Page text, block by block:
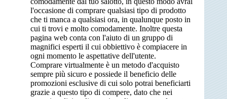
l'occasione di comprare qualsiasi tipo di prodotto
che ti manca a qualsiasi ora, in qualunque posto in
cui ti trovi e molto comodamente. Inoltre questa
pagina web conta con l'aiuto di un gruppo di
magnifici esperti il cui obbiettivo è compiacere in
ogni momento le aspettative dell'utente.
Comprare virtualmente è un metodo d'acquisto
sempre più sicuro e possiede il beneficio delle
promozioni esclusive di cui solo potrai beneficiarti
grazie a questo tipo di compere, dato che nei